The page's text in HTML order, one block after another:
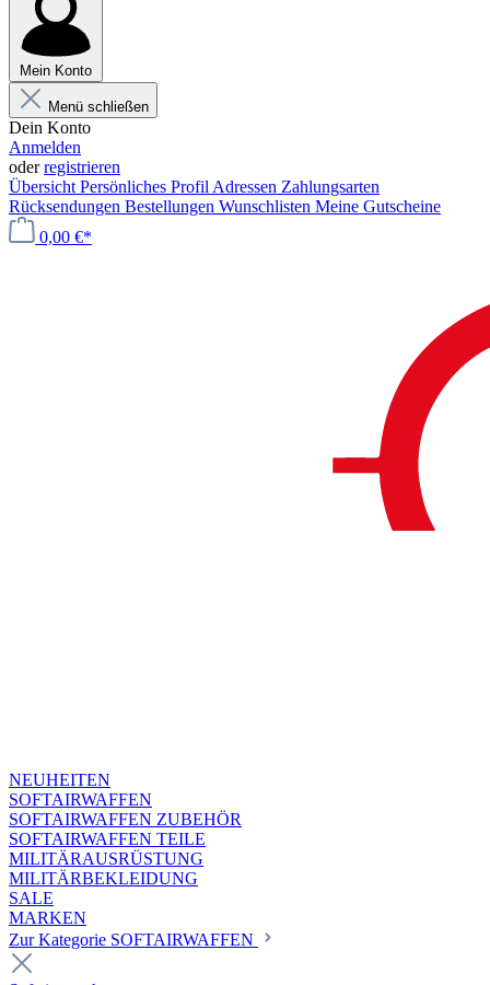
Mein Konto
Menü schließen
Dein Konto
Anmelden
oderregistrieren
Übersicht Persönliches Profil Adressen Zahlungsarten
Rücksendungen Bestellungen Wunschlisten Meine Gutscheine
0,00 €*
NEUHEITEN
SOFTAIRWAFFEN
SOFTAIRWAFFEN ZUBEHÖR
SOFTAIRWAFFEN TEILE
MILITÄRAUSRÜSTUNG
MILITÄRBEKLEIDUNG
SALE
MARKEN
Zur Kategorie SOFTAIRWAFFEN